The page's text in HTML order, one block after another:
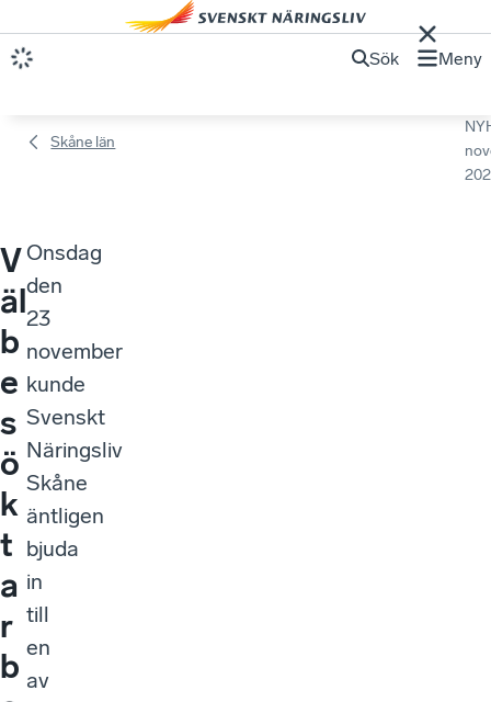
Sök Meny
Skåne län
V
äl
b
e
s
ö
k
t
a
r
b
Onsdag
den
23
november
kunde
Svenskt
Näringsliv
Skåne
äntligen
bjuda
in
till
en
av